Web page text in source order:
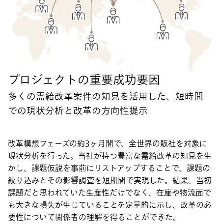
プロジェクトの重要成功要因
多くの需給改革案件の知見を活用した、短時間
での現状分析と改革の方向性提示
改革構想フェーズの約3ヶ月間で、全世界の販社を対象に
現状分析を行った。当社が持つ豊富な需給改革の知見を生
かし、課題仮説を事前にリストアップすることで、課題の
絞り込みとその影響調査を短期間で実現した。結果、当初
課題だと思われていた生産性だけでなく、在庫や物流面で
も大きな損失が生じていることを定量的に示し、改革の必
要性について関係者の理解を得ることができた。